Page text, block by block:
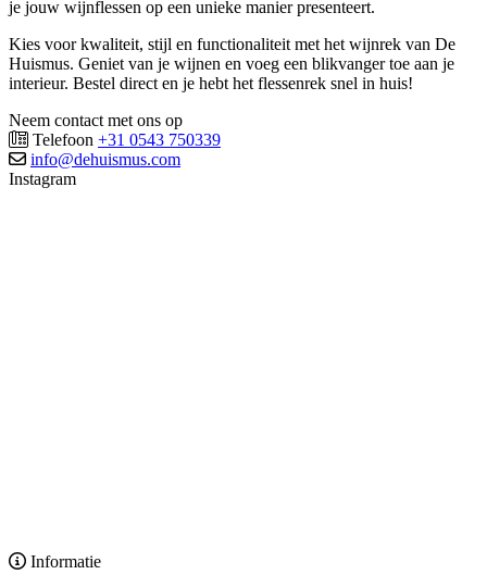
je jouw wijnflessen op een unieke manier presenteert.
Kies voor kwaliteit, stijl en functionaliteit met het wijnrek van De
Huismus. Geniet van je wijnen en voeg een blikvanger toe aan je
interieur. Bestel direct en je hebt het flessenrek snel in huis!
Neem contact met ons op
Telefoon +31 0543 750339
info@dehuismus.com
Instagram
Informatie